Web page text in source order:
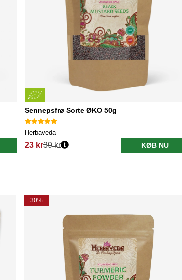
Sennepsfrø Sorte ØKO 50g
Herbaveda
23 kr39 kr KØB NU
30%